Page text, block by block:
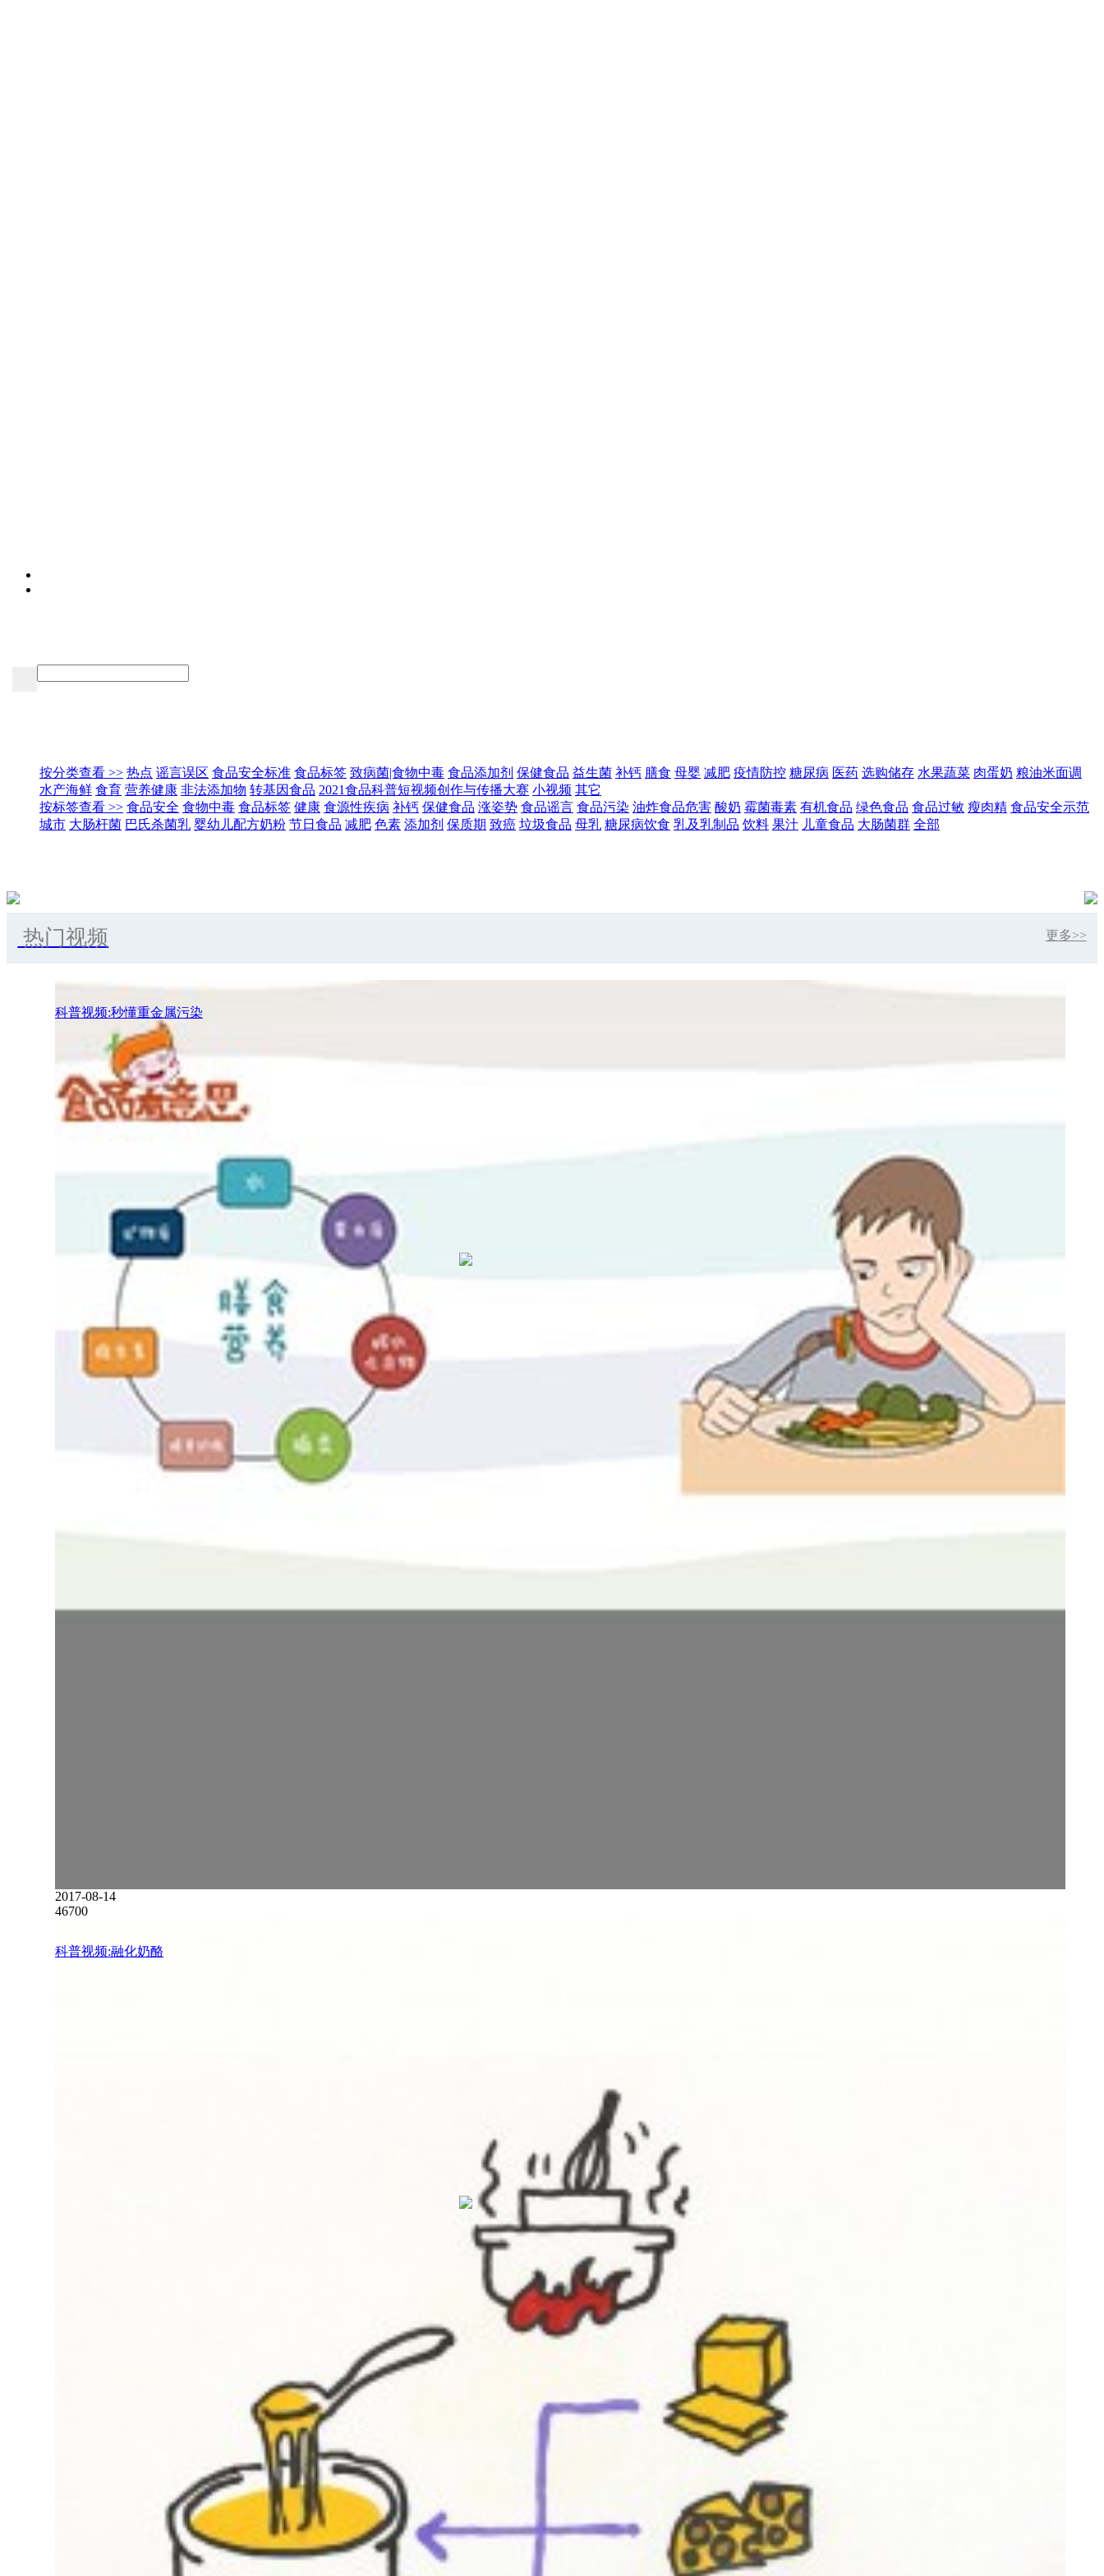
按分类查看 >> 热点 谣言误区 食品安全标准 食品标签 致病菌|食物中毒 食品添加剂 保健食品 益生菌 补钙 膳食 母婴 减肥 疫情防控 糖尿病 医药 选购储存 水果蔬菜 肉蛋奶 粮油米面调
水产海鲜 食育 营养健康 非法添加物 转基因食品 2021食品科普短视频创作与传播大赛 小视频 其它
按标签查看 >> 食品安全 食物中毒 食品标签 健康 食源性疾病 补钙 保健食品 涨姿势 食品谣言 食品污染 油炸食品危害 酸奶 霉菌毒素 有机食品 绿色食品 食品过敏 瘦肉精 食品安全示范
城市 大肠杆菌 巴氏杀菌乳 婴幼儿配方奶粉 节日食品 减肥 色素 添加剂 保质期 致癌 垃圾食品 母乳 糖尿病饮食 乳及乳制品 饮料 果汁 儿童食品 大肠菌群 全部
热门视频 更多>>
科普视频:秒懂重金属污染
2017-08-14
46700
科普视频:融化奶酪